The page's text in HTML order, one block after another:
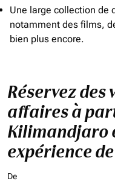
Une large collection de
notamment des films,
bien plus encore.
Réservez des
affaires à
Kilimandjaro
expérience
De